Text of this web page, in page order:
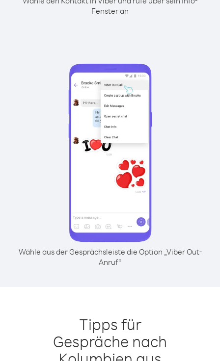
Fenster an
Wähle aus der Gesprächsleiste die Option „Viber Out-
Anruf“
Tipps für
Gespräche nach